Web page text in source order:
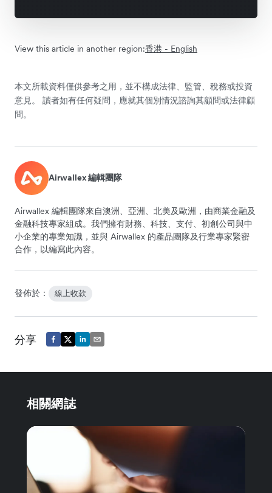
View this article in another region:香港 - English
本文所載資料僅供參考之用，並不構成法律、監管、稅務或投資
意見。 讀者如有任何疑問，應就其個別情況諮詢其顧問或法律顧
問。
Airwallex 編輯團隊
Airwallex 編輯團隊來自澳洲、亞洲、北美及歐洲，由商業金融及
金融科技專家組成。我們擁有財務、科技、支付、初創公司與中
小企業的專業知識，並與 Airwallex 的產品團隊及行業專家緊密
合作，以編寫此內容。
發佈於： 線上收款
分享
相關網誌